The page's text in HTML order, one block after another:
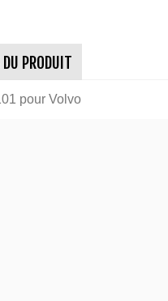
DU PRODUIT
pour Volvo